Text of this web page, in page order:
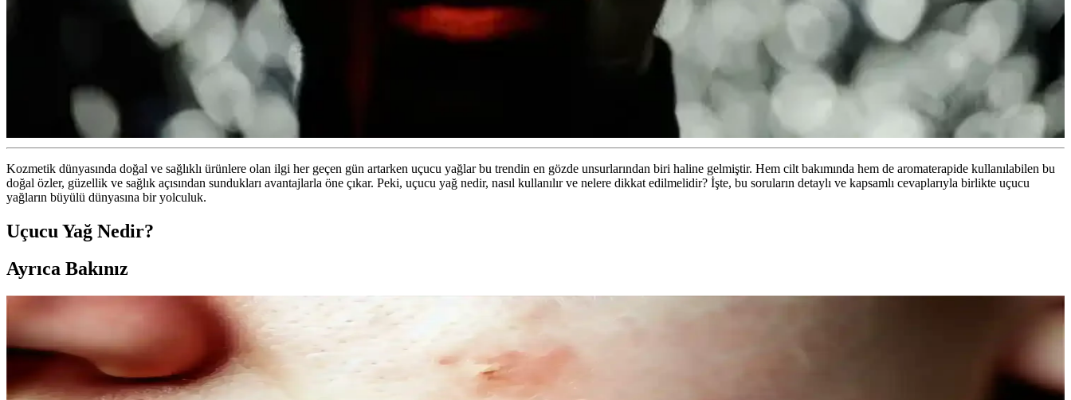
Kozmetik dünyasında doğal ve sağlıklı ürünlere olan ilgi her geçen gün artarken uçucu yağlar bu trendin en gözde unsurlarından biri haline gelmiştir. Hem cilt bakımında hem de aromaterapide kullanılabilen bu
doğal özler, güzellik ve sağlık açısından sundukları avantajlarla öne çıkar. Peki, uçucu yağ nedir, nasıl kullanılır ve nelere dikkat edilmelidir? İşte, bu soruların detaylı ve kapsamlı cevaplarıyla birlikte uçucu
yağların büyülü dünyasına bir yolculuk.
Uçucu Yağ Nedir?
Ayrıca Bakınız
Kahve Siyah ve Yarı Kalıcı Saç Renkleri: Doğal ve Güncel Bir Tercih Rehberi
Kahve siyah ve yarı kalıcı saç renkleri, doğal görünüm ve bakım kolaylığı sunar. Bu rehberde renk özellikleri, uygulama ve bakım ipuçlarıyla saçınıza şıklık katın.
Doğal Denge ve Güzellik Arasındaki Bağlantı: Güncel Trendler ve Doğal Bakım Yöntemleri